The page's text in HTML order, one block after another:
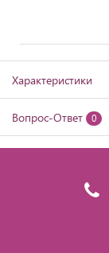
Характеристики
Вопрос-Ответ 0